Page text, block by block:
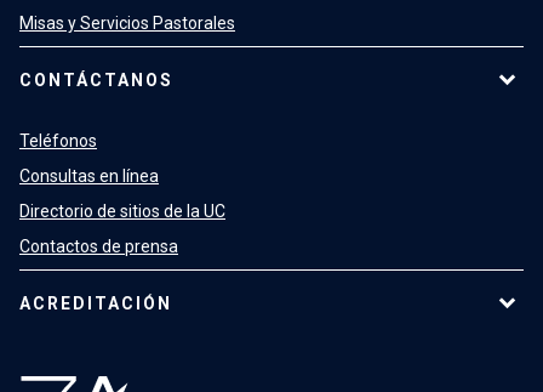
Misas y Servicios Pastorales
CONTÁCTANOS
Teléfonos
Consultas en línea
Directorio de sitios de la UC
Contactos de prensa
ACREDITACIÓN